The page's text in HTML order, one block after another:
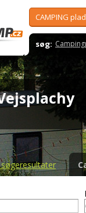
CAMPING
søg: